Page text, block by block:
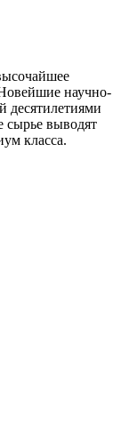
научно-
десятилетиями
сырье выводят
класса.